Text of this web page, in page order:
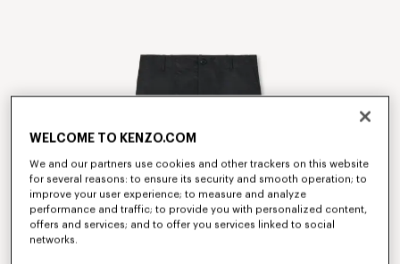
WELCOME TO KENZO.COM
We and our partners use cookies and other trackers on this website
for several reasons: to ensure its security and smooth operation; to
improve your user experience; to measure and analyze
performance and traffic; to provide you with personalized content,
offers and services; and to offer you services linked to social
networks.